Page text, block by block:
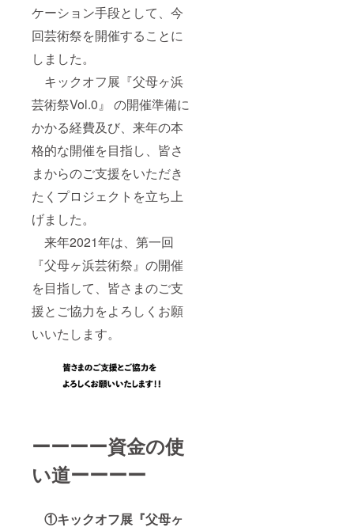
ケーション手段として、今
回芸術祭を開催することに
しました。
キックオフ展『父母ヶ浜
芸術祭Vol.0』 の開催準備に
かかる経費及び、来年の本
格的な開催を目指し、皆さ
まからのご支援をいただき
たくプロジェクトを立ち上
げました。
来年2021年は、第一回
『父母ヶ浜芸術祭』の開催
を目指して、皆さまのご支
援とご協力をよろしくお願
いいたします。
ーーーー資金の使
い道ーーーー
①キックオフ展『父母ヶ